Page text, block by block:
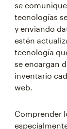
se
tecnologías
y enviando
estén
tecnología
se encargan
inventario
web.
Comprender